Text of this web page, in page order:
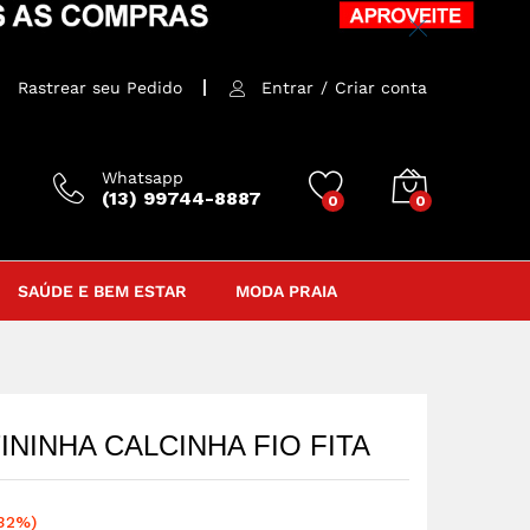
Rastrear seu Pedido Entrar / Criar conta
Whatsapp
(13) 99744-8887 0 0
SAÚDE E BEM ESTAR MODA PRAIA
CALCINHA FIO FITA
99,00–R$145,00 Comprar